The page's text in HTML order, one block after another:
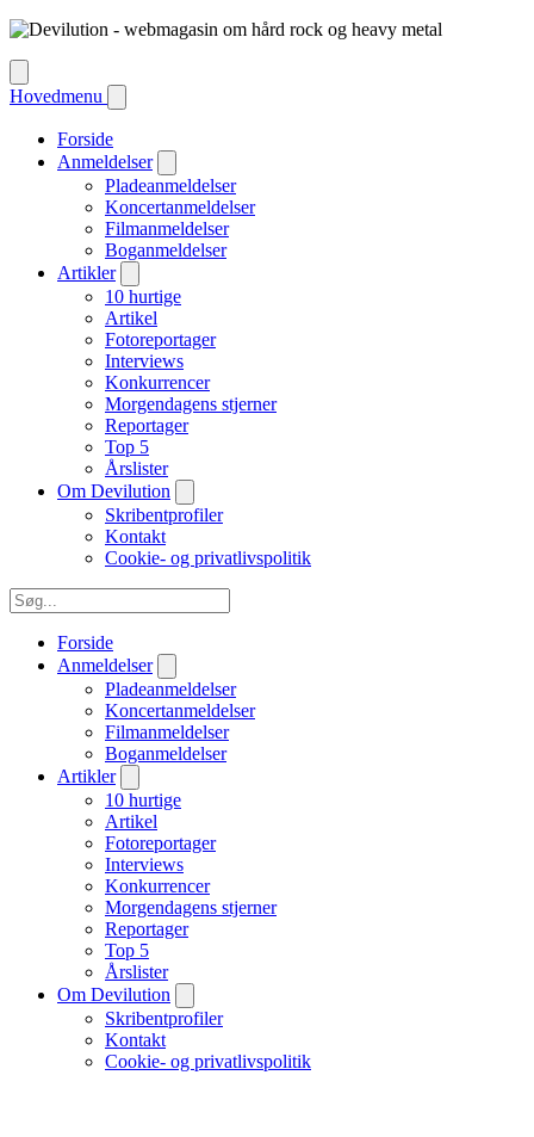
Hovedmenu
Forside
Anmeldelser
Pladeanmeldelser
Koncertanmeldelser
Filmanmeldelser
Boganmeldelser
Artikler
10 hurtige
Artikel
Fotoreportager
Interviews
Konkurrencer
Morgendagens stjerner
Reportager
Top 5
Årslister
Om Devilution
Skribentprofiler
Kontakt
Cookie- og privatlivspolitik
Forside
Anmeldelser
Pladeanmeldelser
Koncertanmeldelser
Filmanmeldelser
Boganmeldelser
Artikler
10 hurtige
Artikel
Fotoreportager
Interviews
Konkurrencer
Morgendagens stjerner
Reportager
Top 5
Årslister
Om Devilution
Skribentprofiler
Kontakt
Cookie- og privatlivspolitik